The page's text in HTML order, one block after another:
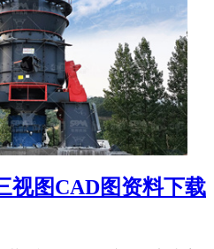
视图CAD图资料下载